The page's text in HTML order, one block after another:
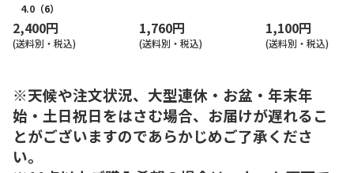
4.0 （6）
2,400円
(送料別・税込)
1,760円
(送料別・税込)
1,100円
(送料別・税込)
※天候や注文状況、大型連休・お盆・年末年
始・土日祝日をはさむ場合、お届けが遅れるこ
とがございますのであらかじめご了承くださ
い。